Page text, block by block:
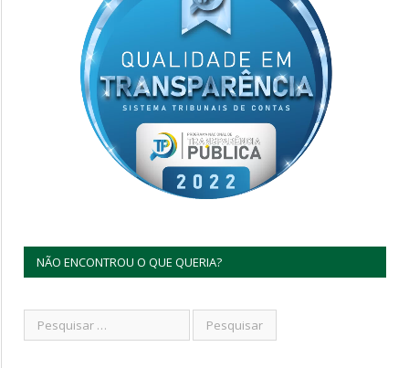
NÃO ENCONTROU O QUE QUERIA?